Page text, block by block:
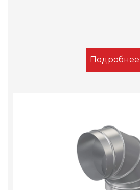
Подробнее